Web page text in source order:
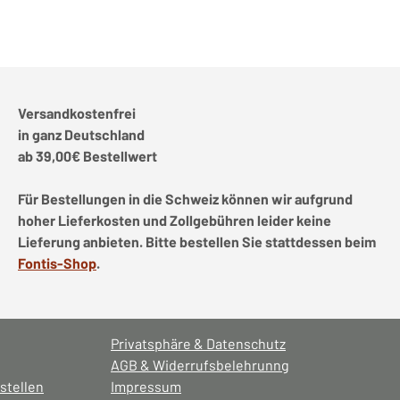
Versandkostenfrei
in ganz Deutschland
ab 39,00€ Bestellwert
Für Bestellungen in die Schweiz können wir aufgrund
hoher Lieferkosten und Zollgebühren leider keine
Lieferung anbieten. Bitte bestellen Sie stattdessen beim
Fontis-Shop.
Privatsphäre & Datenschutz
AGB & Widerrufsbelehrunng
Impressum